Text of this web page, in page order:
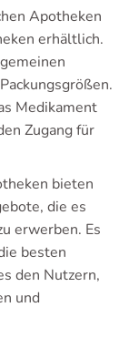
Apotheken
erhältlich.
Medikament
Zugang für
bieten
die es
erwerben. Es
besten
den Nutzern,
und